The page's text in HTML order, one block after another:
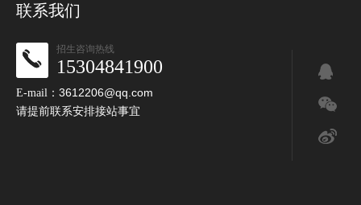
联系我们
招生咨询热线
15304841900
E-mail： 3612206@qq.com
请提前联系安排接站事宜